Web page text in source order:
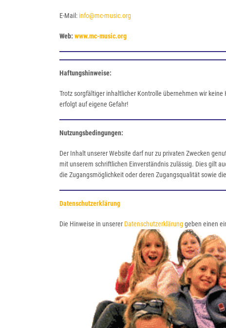
E-Mail: info@mc-music.org
Web: www.mc-music.org
Haftungshinweise:
Trotz sorgfältiger inhaltlicher Kontrolle übernehmen wir
erfolgt auf eigene Gefahr!
Nutzungsbedingungen:
Der Inhalt unserer Website darf nur zu privaten Zwecken
mit unserem schriftlichen Einverständnis zulässig. Dies gilt
die Zugangsmöglichkeit oder deren Zugangsqualität sowie
Datenschutzerklärung
Die Hinweise in unserer Datenschutzerklärung geben einen